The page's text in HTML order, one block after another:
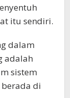
itu sendiri.
dalam
adalah
sistem
di